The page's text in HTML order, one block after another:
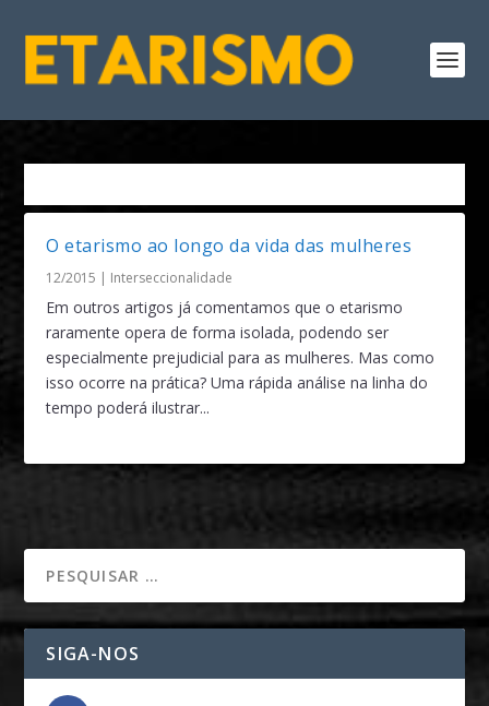
O etarismo ao longo da vida das mulheres
12/2015 | Interseccionalidade
Em outros artigos já comentamos que o etarismo
raramente opera de forma isolada, podendo ser
especialmente prejudicial para as mulheres. Mas como
isso ocorre na prática? Uma rápida análise na linha do
tempo poderá ilustrar...
SIGA-NOS